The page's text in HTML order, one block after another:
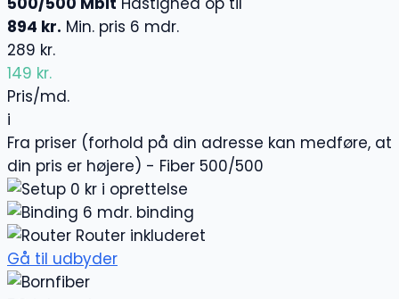
894 kr. Min. pris 6 mdr.
289 kr.
149 kr.
Pris/md.
i
Fra priser (forhold på din adresse kan medføre, at
din pris er højere) - Fiber 500/500
0 kr i oprettelse
6 mdr. binding
Router inkluderet
Gå til udbyder